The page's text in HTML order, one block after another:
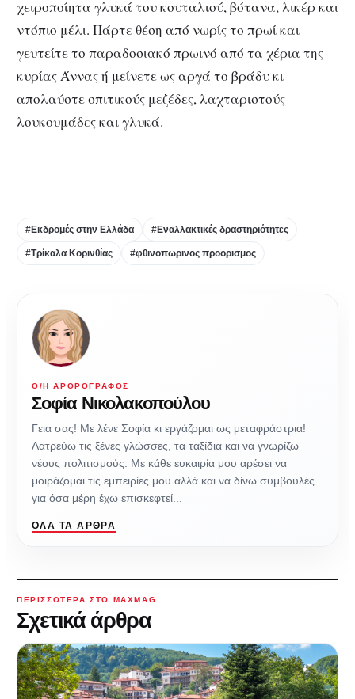
χειροποίητα γλυκά του κουταλιού, βότανα, λικέρ και
ντόπιο μέλι. Πάρτε θέση από νωρίς το πρωί και
γευτείτε το παραδοσιακό πρωινό από τα χέρια της
κυρίας Άννας ή μείνετε ως αργά το βράδυ κι
απολαύστε σπιτικούς μεζέδες, λαχταριστούς
λουκουμάδες και γλυκά.
#Εκδρομές στην Ελλάδα #Εναλλακτικές δραστηριότητες
#Τρίκαλα Κορινθίας #φθινοπωρινος προορισμος
Ο/Η ΑΡΘΡΟΓΡΆΦΟΣ
Σοφία Νικολακοπούλου
Γεια σας! Με λένε Σοφία κι εργάζομαι ως μεταφράστρια!
Λατρεύω τις ξένες γλώσσες, τα ταξίδια και να γνωρίζω
νέους πολιτισμούς. Με κάθε ευκαιρία μου αρέσει να
μοιράζομαι τις εμπειρίες μου αλλά και να δίνω συμβουλές
για όσα μέρη έχω επισκεφτεί...
ΌΛΑ ΤΑ ΆΡΘΡΑ
ΠΕΡΙΣΣΌΤΕΡΑ ΣΤΟ MAXMAG
Σχετικά άρθρα